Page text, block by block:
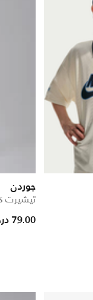
جوردن
تيشيرت MJ's بيتزا للأطفال الكبار
reduced from
to79.00 درهم